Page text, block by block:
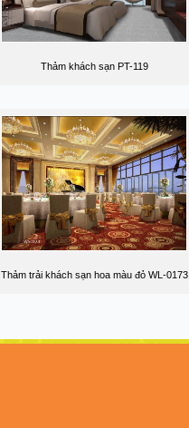
Thảm khách sạn PT-119
Thảm trải khách sạn hoa màu đỏ WL-0173